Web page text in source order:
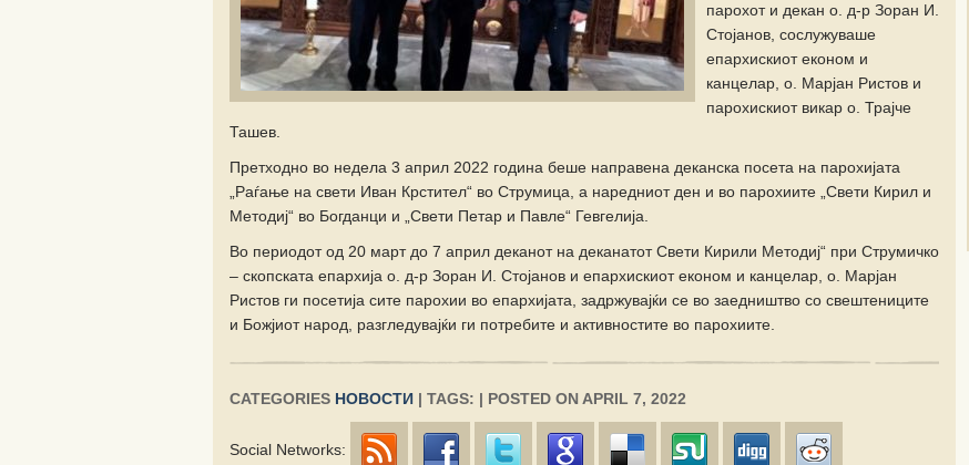
парохот и декан о. д-р Зоран И.
Стојанов, сослужуваше
епархискиот економ и
канцелар, о. Марјан Ристов и
парохискиот викар о. Трајче
Ташев.
Претходно во недела 3 април 2022 година беше направена деканска посета на парохијата
„Раѓање на свети Иван Крстител“ во Струмица, а наредниот ден и во парохиите „Свети Кирил и
Методиј“ во Богданци и „Свети Петар и Павле“ Гевгелија.
Во периодот од 20 март до 7 април деканот на деканатот Свети Кирили Методиј“ при Струмичко
– скопската епархија о. д-р Зоран И. Стојанов и епархискиот економ и канцелар, о. Марјан
Ристов ги посетија сите парохии во епархијата, задржувајќи се во заедништво со свештениците
и Божјиот народ, разгледувајќи ги потребите и активностите во парохиите.
CATEGORIES НОВОСТИ | TAGS: | POSTED ON APRIL 7, 2022
Social Networks: